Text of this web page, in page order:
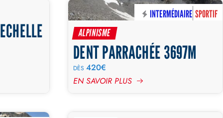
JOURNÉE
INTERMÉDIAIRE SPORTIF
ALPINISME
DENT PARRACHÉE 3697M
DÈS420€
EN SAVOIR PLUS